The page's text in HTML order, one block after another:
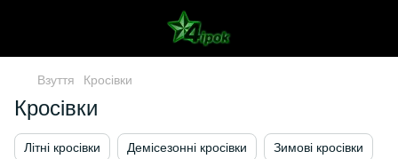
Взуття Кросівки
Кросівки
Літні кросівки Демісезонні кросівки Зимові кросівки